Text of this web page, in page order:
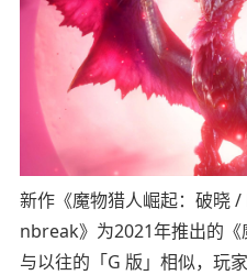
新作《魔物猎人崛起：破晓
nbreak》为2021年推出的
与以往的「G 版」相似，玩